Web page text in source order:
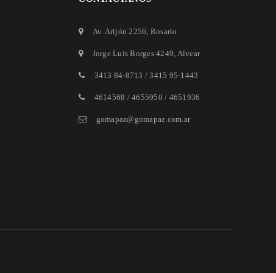
Av. Arijón 2256 , Rosario
Jorge Luis Borges 4249 , Alvear
3413 84-8713 /3415 95-1443
4614568 / 4655950 / 4651936
gomapaz@gomapaz.com.ar